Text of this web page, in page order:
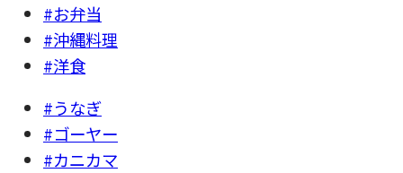
#お弁当
#沖縄料理
#洋食
#うなぎ
#ゴーヤー
#カニカマ